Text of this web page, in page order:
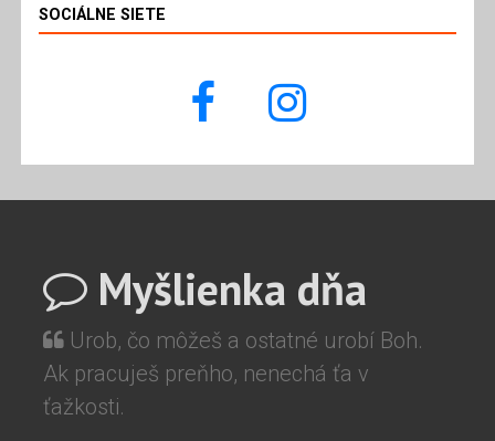
SOCIÁLNE SIETE
Myšlienka dňa
Urob, čo môžeš a ostatné urobí Boh.
Ak pracuješ preňho, nenechá ťa v
ťažkosti.